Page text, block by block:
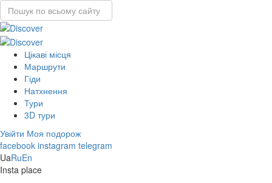
Цікаві місця
Маршрути
Гіди
Натхнення
Тури
3D тури
Увійти Моя подорож
facebook instagram telegram
UaRuEn
Insta place